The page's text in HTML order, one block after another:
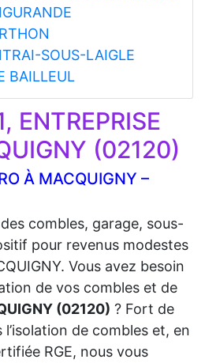
SOUS-LAIGLE
BAILLEUL
ENTREPRISE
(02120)
À MACQUIGNY –
combles, garage, sous-
pour revenus modestes
Vous avez besoin
de vos combles et de
(02120) ? Fort de
de combles et, en
RGE, nous vous